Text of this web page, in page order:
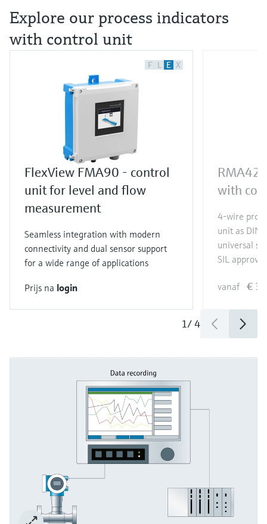
Explore our process indicators
with control unit
F L E X
FlexView FMA90 - control
unit for level and flow
measurement
Seamless integration with modern
connectivity and dual sensor support
for a wide range of applications
Prijs na login
RMA42
with
4-wire
unit as DIN
universal
SIL approval
vanaf €
1/4